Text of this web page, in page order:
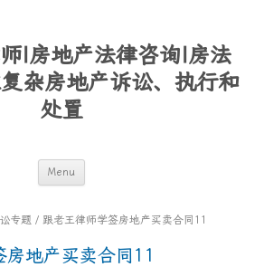
|房地产法律咨询|房法
杂房地产诉讼、执行和
处置
Menu
content
专题 / 跟老王律师学签房地产买卖合同11
地产买卖合同11